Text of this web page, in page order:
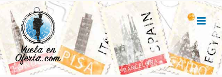
Saltar
contenido